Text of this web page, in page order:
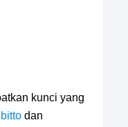
kunci yang
dan